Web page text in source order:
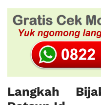
Langkah